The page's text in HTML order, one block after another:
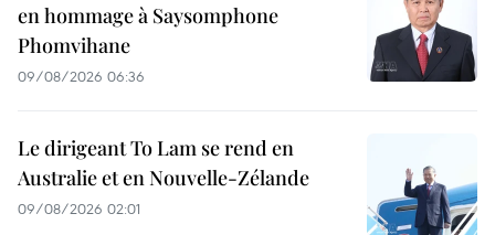
en hommage à Saysomphone
Phomvihane
09/08/2026 06:36
Le dirigeant To Lam se rend en
Australie et en Nouvelle-Zélande
09/08/2026 02:01